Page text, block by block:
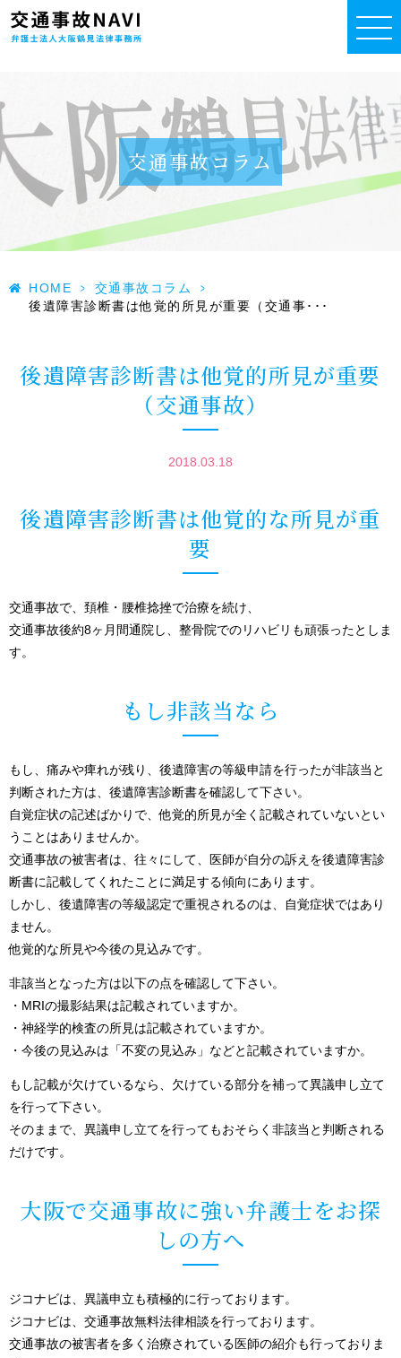
交通事故コラム
HOME > 交通事故コラム
>
後遺障害診断書は他覚的所見が重要（交通事･･･
後遺障害診断書は他覚的所見が重要
（交通事故）
2018.03.18
後遺障害診断書は他覚的な所見が重
要
交通事故で、頚椎・腰椎捻挫で治療を続け、
交通事故後約8ヶ月間通院し、整骨院でのリハビリも頑張ったとしま
す。
もし非該当なら
もし、痛みや痺れが残り、後遺障害の等級申請を行ったが非該当と
判断された方は、後遺障害診断書を確認して下さい。
自覚症状の記述ばかりで、他覚的所見が全く記載されていないとい
うことはありませんか。
交通事故の被害者は、往々にして、医師が自分の訴えを後遺障害診
断書に記載してくれたことに満足する傾向にあります。
しかし、後遺障害の等級認定で重視されるのは、自覚症状ではあり
ません。
他覚的な所見や今後の見込みです。
非該当となった方は以下の点を確認して下さい。
・MRIの撮影結果は記載されていますか。
・神経学的検査の所見は記載されていますか。
・今後の見込みは「不変の見込み」などと記載されていますか。
もし記載が欠けているなら、欠けている部分を補って異議申し立て
を行って下さい。
そのままで、異議申し立てを行ってもおそらく非該当と判断される
だけです。
大阪で交通事故に強い弁護士をお探
しの方へ
ジコナビは、異議申立も積極的に行っております。
ジコナビは、交通事故無料法律相談を行っております。
交通事故の被害者を多く治療されている医師の紹介も行っておりま